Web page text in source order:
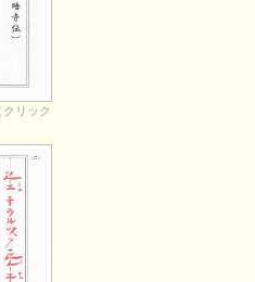
リック